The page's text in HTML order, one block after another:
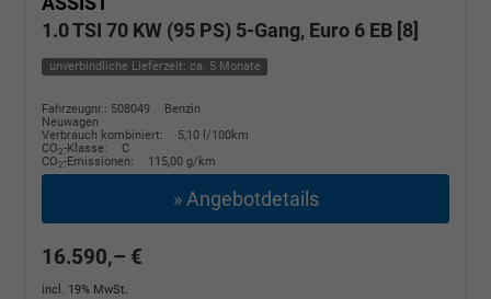
1.0 TSI 70 KW (95 PS) 5-Gang, Euro 6 EB [8]
unverbindliche Lieferzeit: ca. 5 Monate
Fahrzeugnr.: 508049
Benzin
Neuwagen
Verbrauch kombiniert:
5,10 l/100km
CO2-Klasse:
C
CO2-Emissionen: 115,00 g/km
» Angebotdetails
16.590,– €
incl. 19% MwSt.